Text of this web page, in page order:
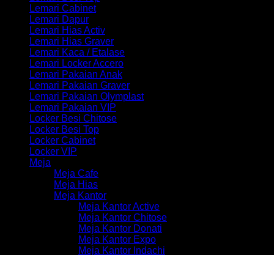
Lemari Cabinet
Lemari Dapur
Lemari Hias Activ
Lemari Hias Graver
Lemari Kaca / Etalase
Lemari Locker Accero
Lemari Pakaian Anak
Lemari Pakaian Graver
Lemari Pakaian Olymplast
Lemari Pakaian VIP
Locker Besi Chitose
Locker Besi Top
Locker Cabinet
Locker VIP
Meja
Meja Cafe
Meja Hias
Meja Kantor
Meja Kantor Active
Meja Kantor Chitose
Meja Kantor Donati
Meja Kantor Expo
Meja Kantor Indachi